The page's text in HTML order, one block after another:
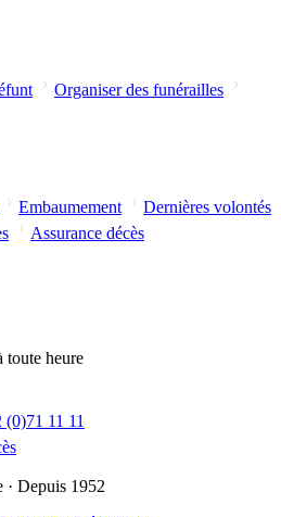
Organiser des funérailles
Embaumement
Dernières volontés
Assurance décès
toute heure
11 11
Depuis 1952